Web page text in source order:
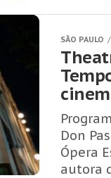
SÃO PAULO
Don
Ópera
autora